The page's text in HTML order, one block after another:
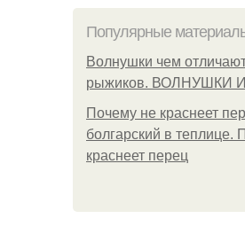
Популярные
Волнушки чем
рыжиков. ВОЛНУШКИ
Почему не краснеет
болгарский в теплице.
краснеет перец